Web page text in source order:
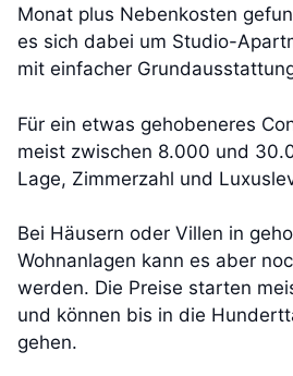
Monat plus Nebenkosten
es sich dabei um Studio-
mit einfacher
Für ein etwas gehobeneres
meist zwischen 8.000 und
Lage, Zimmerzahl und
Bei Häusern oder Villen in
Wohnanlagen kann es aber
werden. Die Preise starten
und können bis in die
gehen.